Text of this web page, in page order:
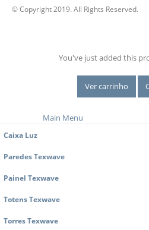
© Copyright 2019. All Rights Reserved.
You've just added this
Ver carrinho
Main Menu
Caixa Luz
Paredes Texwave
Painel Texwave
Totens Texwave
Torres Texwave